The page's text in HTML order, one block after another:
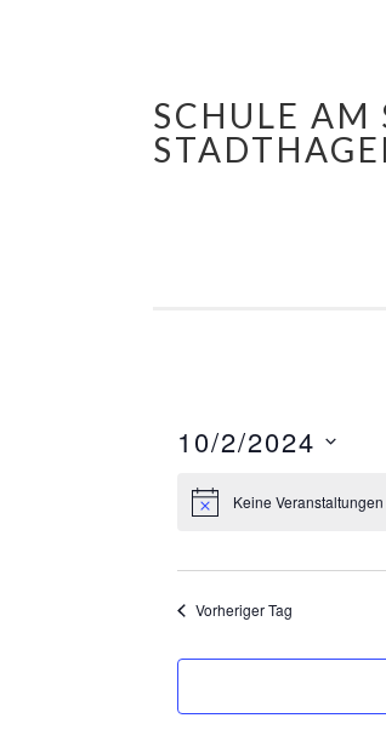
Springe
zum
SCHULE AM
10/2/2024
wählen.Keine
Vorheriger Tag